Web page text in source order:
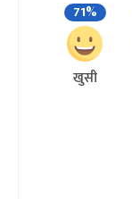
71%
खुसी